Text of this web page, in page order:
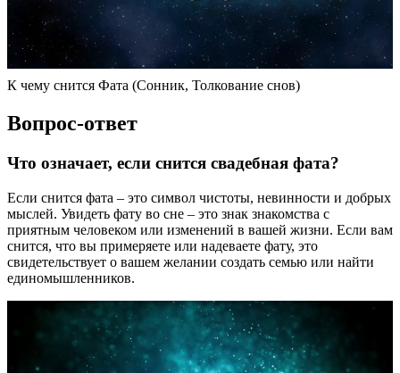
К чему снится Фата (Сонник, Толкование снов)
Вопрос-ответ
Что означает, если снится свадебная фата?
Если снится фата – это символ чистоты, невинности и добрых
мыслей. Увидеть фату во сне – это знак знакомства с
приятным человеком или изменений в вашей жизни. Если вам
снится, что вы примеряете или надеваете фату, это
свидетельствует о вашем желании создать семью или найти
единомышленников.